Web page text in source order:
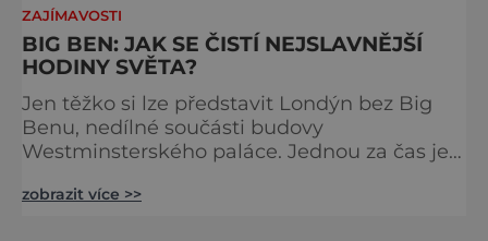
ZAJÍMAVOSTI
BIG BEN: JAK SE ČISTÍ NEJSLAVNĚJŠÍ
HODINY SVĚTA?
Jen těžko si lze představit Londýn bez Big
Benu, nedílné součásti budovy
Westminsterského paláce. Jednou za čas je
opucovat zašedlý kabát. Na konci srpna roku
zobrazit více >>